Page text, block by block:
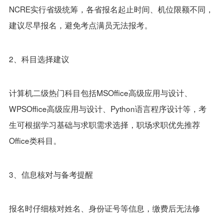
NCRE实行省级统筹，各省报名起止时间、机位限额不同，
建议尽早报名，避免考点满员无法报考。
2、科目选择建议
计算机二级热门科目包括MSOffice高级应用与设计、
WPSOffice高级应用与设计、Python语言程序设计等，考
生可根据学习基础与求职需求选择，职场求职优先推荐
Office类科目。
3、信息核对与备考提醒
报名时仔细核对姓名、身份证号等信息，缴费后无法修